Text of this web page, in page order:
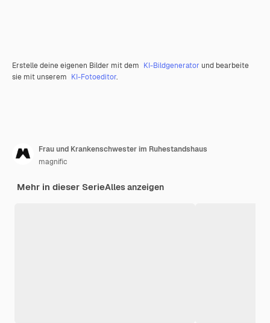
Erstelle deine eigenen Bilder mit dem KI-Bildgenerator und bearbeite
sie mit unserem KI-Fotoeditor.
Frau und Krankenschwester im Ruhestandshaus
magnific
Mehr in dieser SerieAlles anzeigen